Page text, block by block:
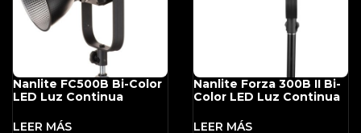
Nanlite FC500B Bi-Color
LED Luz Continua
Nanlite Forza 300B II Bi-
Color LED Luz Continua